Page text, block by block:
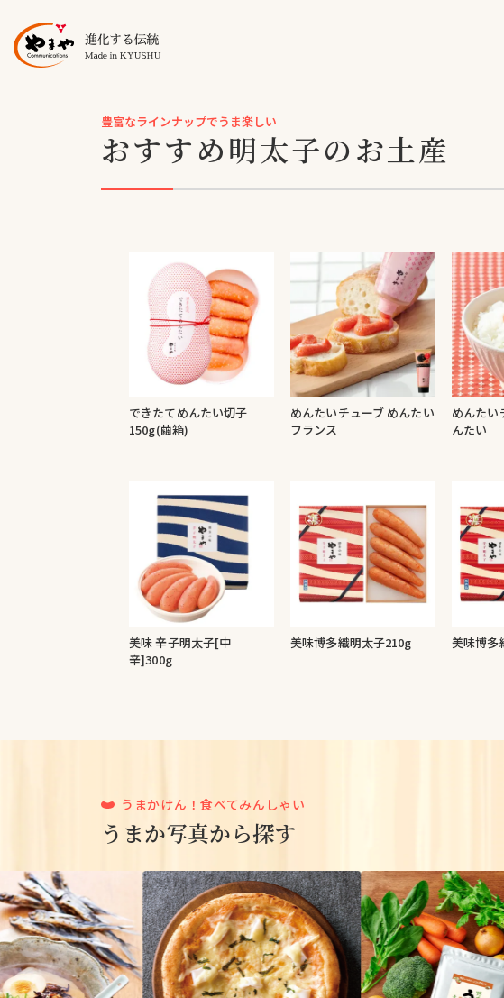
豊富なラインナップでうま楽しい
おすすめ明太子のお土産
できたてめんたい切子
150g(繭箱)
めんたいチューブ めんたい
フランス
めんたい
んたい
美味 辛子明太子[中
辛]300g
美味博多織明太子210g 美味博多
うまかけん！食べてみんしゃい
うまか写真から探す